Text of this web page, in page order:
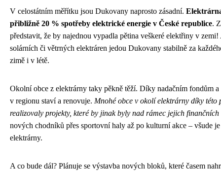
V celostátním měřítku jsou Dukovany naprosto zásadní.
přibližně 20 % spotřeby elektrické energie v České republice.
představit, že by najednou vypadla pětina veškeré elektřiny v
solárních či větrných elektráren jedou Dukovany stabilně za
zimě i v létě.
Okolní obce z elektrárny taky pěkně těží. Díky nadačním fondům a
v regionu staví a renovuje. Mnohé obce v okolí elektrárny díky této
realizovaly projekty, které by jinak byly nad rámec jejich finančních
nových chodníků přes sportovní haly až po kulturní akce – všude
elektrárny.
A co bude dál? Plánuje se výstavba nových bloků, které časem